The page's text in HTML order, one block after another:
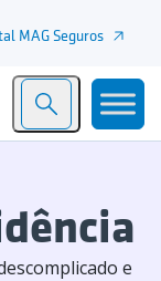
MAG Seguros
e